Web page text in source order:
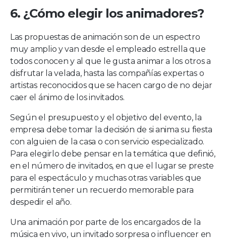
6. ¿Cómo elegir los animadores?
Las propuestas de animación son de un espectro
muy amplio y van desde el empleado estrella que
todos conocen y al que le gusta animar a los otros a
disfrutar la velada, hasta las compañías expertas o
artistas reconocidos que se hacen cargo de no dejar
caer el ánimo de los invitados.
Según el presupuesto y el objetivo del evento, la
empresa debe tomar la decisión de si anima su fiesta
con alguien de la casa o con servicio especializado.
Para elegirlo debe pensar en la temática que definió,
en el número de invitados, en que el lugar se preste
para el espectáculo y muchas otras variables que
permitirán tener un recuerdo memorable para
despedir el año.
Una animación por parte de los encargados de la
música en vivo, un invitado sorpresa o influencer en